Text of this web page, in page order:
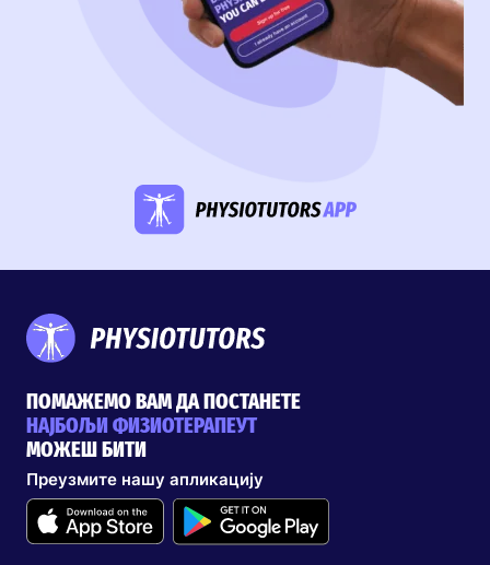
ПОМАЖЕМО ВАМ ДА ПОСТАНЕТЕ
НАЈБОЉИ ФИЗИОТЕРАПЕУТ
МОЖЕШ БИТИ
Преузмите нашу апликацију